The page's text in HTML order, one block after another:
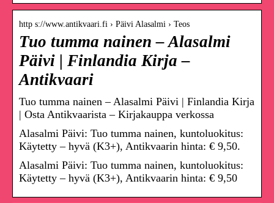
http s://www.antikvaari.fi › Päivi Alasalmi › Teos
Tuo tumma nainen – Alasalmi
Päivi | Finlandia Kirja –
Antikvaari
Tuo tumma nainen – Alasalmi Päivi | Finlandia Kirja
| Osta Antikvaarista – Kirjakauppa verkossa
Alasalmi Päivi: Tuo tumma nainen, kuntoluokitus:
Käytetty – hyvä (K3+), Antikvaarin hinta: € 9,50.
Alasalmi Päivi: Tuo tumma nainen, kuntoluokitus:
Käytetty – hyvä (K3+), Antikvaarin hinta: € 9,50